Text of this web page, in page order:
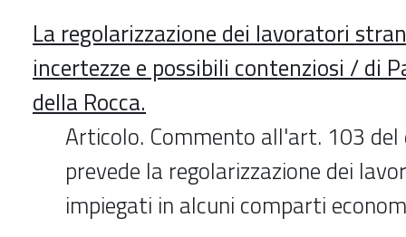
La regolarizzazione dei lavoratori
incertezze e possibili contenziosi / di
della Rocca.
Articolo. Commento all'art. 103
prevede la regolarizzazione dei
impiegati in alcuni comparti